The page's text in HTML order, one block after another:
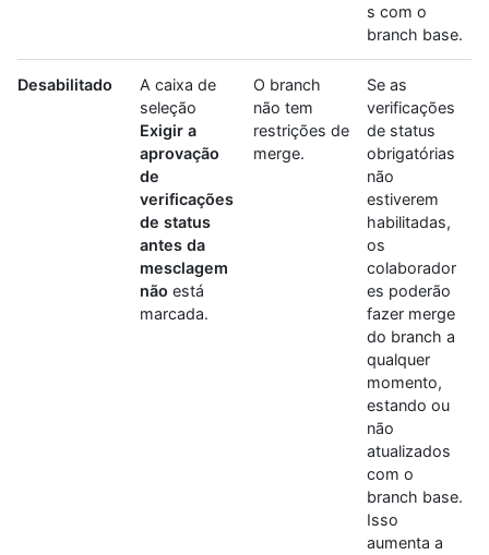
s com o
branch base.
Desabilitado
A caixa de
seleção
Exigir a
aprovação
de
verificações
de status
antes da
mesclagem
não está
marcada.
O branch
não tem
restrições de
merge.
Se as
verificações
de status
obrigatórias
não
estiverem
habilitadas,
os
colaborador
es poderão
fazer merge
do branch a
qualquer
momento,
estando ou
não
atualizados
com o
branch base.
Isso
aumenta a